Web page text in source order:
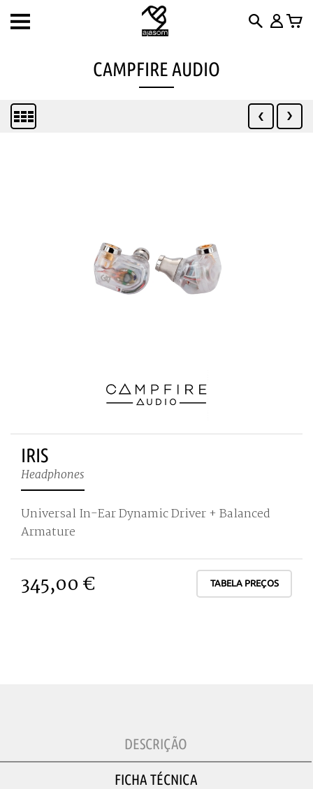
Toggle
CAMPFIRE AUDIO
IRIS
Headphones
Universal In-Ear Dynamic Driver + Balanced
Armature
345,00 € TABELA PREÇOS
DESCRIÇÃO
FICHA TÉCNICA